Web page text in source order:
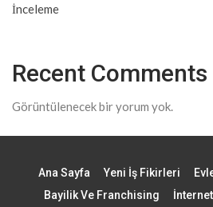
İnceleme
Recent Comments
Görüntülenecek bir yorum yok.
Ana Sayfa Yeni İş Fikirleri
Bayilik Ve Franchising